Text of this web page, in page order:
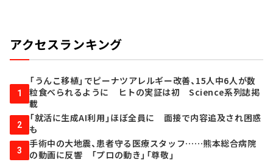
アクセスランキング
1
「うんこ移植」でピーナツアレルギー改善、15人中6人が数
粒食べられるように ヒトの実証は初 Science系列誌掲
載
2
「就活に生成AI利用」ほぼ全員に 面接で内容追及され困惑
も
3
手術中の大地震、患者守る医療スタッフ……熊本総合病院
の動画に反響 「プロの動き」「尊敬」